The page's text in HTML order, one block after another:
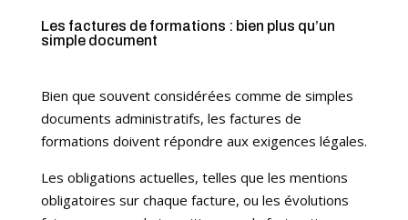
Les factures de formations : bien plus qu’un
simple document
Bien que souvent considérées comme de simples
documents administratifs, les factures de
formations doivent répondre aux exigences légales.
Les obligations actuelles, telles que les mentions
obligatoires sur chaque facture, ou les évolutions